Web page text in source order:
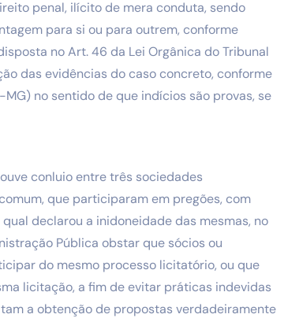
penal, ilícito de mera conduta, sendo
para si ou para outrem, conforme
no Art. 46 da Lei Orgânica do Tribunal
das evidências do caso concreto, conforme
no sentido de que indícios são provas, se
conluio entre três sociedades
que participaram em pregões, com
declarou a inidoneidade das mesmas, no
Pública obstar que sócios ou
do mesmo processo licitatório, ou que
licitação, a fim de evitar práticas indevidas
a obtenção de propostas verdadeiramente